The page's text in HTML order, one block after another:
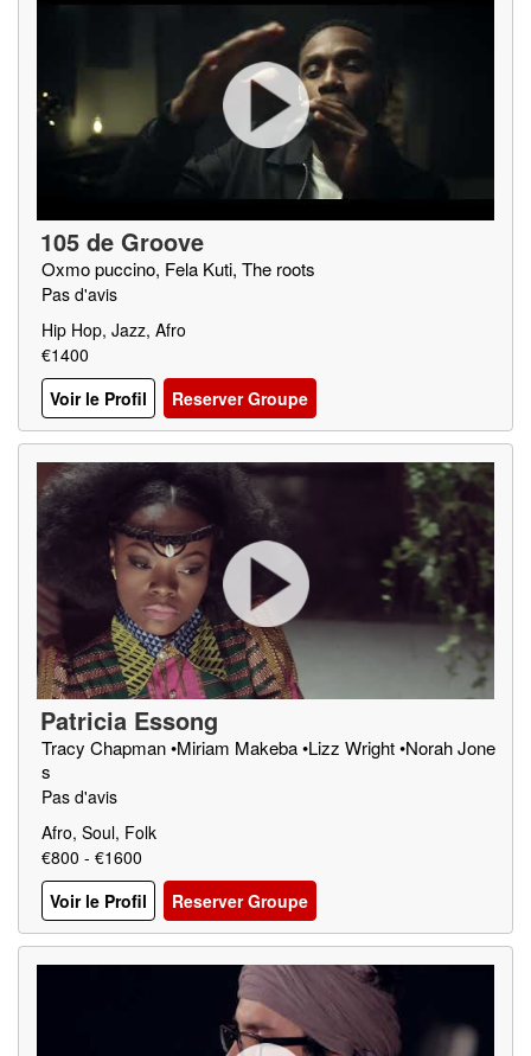
105 de Groove
Oxmo puccino, Fela Kuti, The roots
Pas d'avis
Hip Hop, Jazz, Afro
€1400
Voir le Profil
Reserver Groupe
Patricia Essong
Tracy Chapman •Miriam Makeba •Lizz Wright •Norah Jone
s
Pas d'avis
Afro, Soul, Folk
€800 - €1600
Voir le Profil
Reserver Groupe